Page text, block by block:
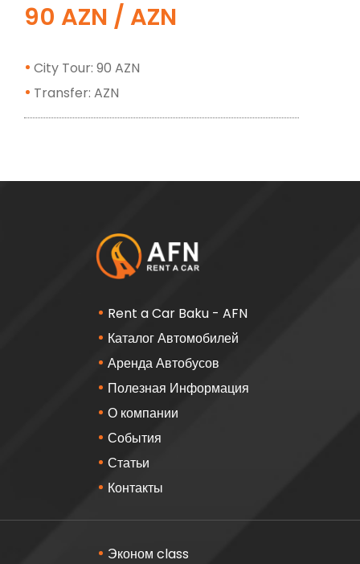
90 AZN / AZN
City Tour: 90 AZN
Transfer: AZN
Rent a Car Baku - AFN
Каталог Автомобилей
Аренда Автобусов
Полезная Информация
О компании
События
Статьи
Контакты
Эконом class